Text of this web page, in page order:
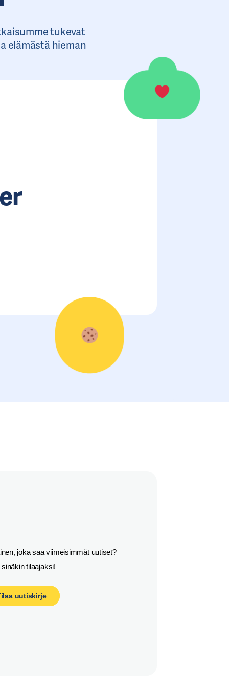
tukevat
elämästä hieman
joka saa viimeisimmät uutiset?
sinäkin tilaajaksi!
uutiskirje